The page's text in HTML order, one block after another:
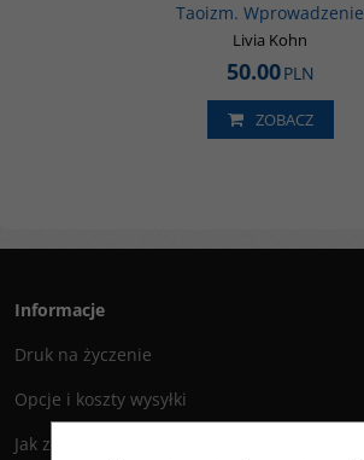
Taoizm. Wprowadzenie
Livia Kohn
50.00PLN
ZOBACZ
Informacje
Druk na życzenie
Opcje i koszty wysyłki
Jak zamawiać?